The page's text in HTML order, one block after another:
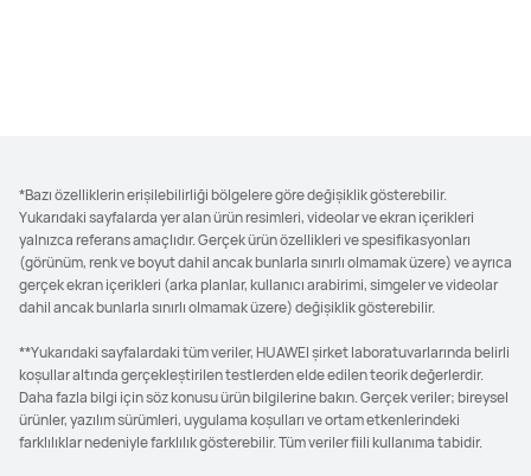
*Bazı özelliklerin erişilebilirliği bölgelere göre değişiklik gösterebilir.
Yukarıdaki sayfalarda yer alan ürün resimleri, videolar ve ekran içerikleri
yalnızca referans amaçlıdır. Gerçek ürün özellikleri ve spesifikasyonları
(görünüm, renk ve boyut dahil ancak bunlarla sınırlı olmamak üzere) ve ayrıca
gerçek ekran içerikleri (arka planlar, kullanıcı arabirimi, simgeler ve videolar
dahil ancak bunlarla sınırlı olmamak üzere) değişiklik gösterebilir.
**Yukarıdaki sayfalardaki tüm veriler, HUAWEI şirket laboratuvarlarında belirli
koşullar altında gerçekleştirilen testlerden elde edilen teorik değerlerdir.
Daha fazla bilgi için söz konusu ürün bilgilerine bakın. Gerçek veriler; bireysel
ürünler, yazılım sürümleri, uygulama koşulları ve ortam etkenlerindeki
farklılıklar nedeniyle farklılık gösterebilir. Tüm veriler fiili kullanıma tabidir.